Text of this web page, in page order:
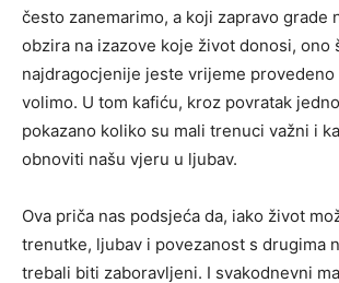
često zanemarimo, a koji zapravo grade
obzira na izazove koje život donosi, ono
najdragocjenije jeste vrijeme provedeno
volimo. U tom kafiću, kroz povratak
pokazano koliko su mali trenuci važni i
obnoviti našu vjeru u ljubav.
Ova priča nas podsjeća da, iako život
trenutke, ljubav i povezanost s drugima
trebali biti zaboravljeni. I svakodnevni